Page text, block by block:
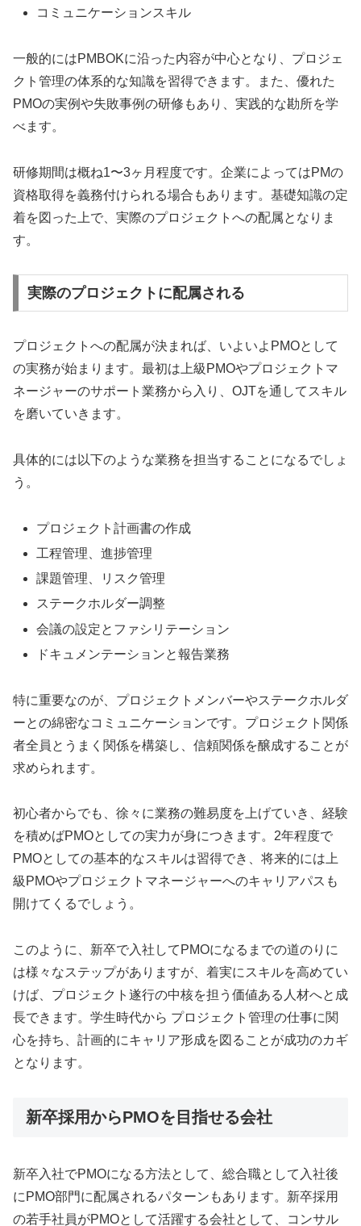
コミュニケーションスキル
一般的にはPMBOKに沿った内容が中心となり、プロジェ
クト管理の体系的な知識を習得できます。また、優れた
PMOの実例や失敗事例の研修もあり、実践的な勘所を学
べます。
研修期間は概ね1〜3ヶ月程度です。企業によってはPMの
資格取得を義務付けられる場合もあります。基礎知識の定
着を図った上で、実際のプロジェクトへの配属となりま
す。
実際のプロジェクトに配属される
プロジェクトへの配属が決まれば、いよいよPMOとして
の実務が始まります。最初は上級PMOやプロジェクトマ
ネージャーのサポート業務から入り、OJTを通してスキル
を磨いていきます。
具体的には以下のような業務を担当することになるでしょ
う。
プロジェクト計画書の作成
工程管理、進捗管理
課題管理、リスク管理
ステークホルダー調整
会議の設定とファシリテーション
ドキュメンテーションと報告業務
特に重要なのが、プロジェクトメンバーやステークホルダ
ーとの綿密なコミュニケーションです。プロジェクト関係
者全員とうまく関係を構築し、信頼関係を醸成することが
求められます。
初心者からでも、徐々に業務の難易度を上げていき、経験
を積めばPMOとしての実力が身につきます。2年程度で
PMOとしての基本的なスキルは習得でき、将来的には上
級PMOやプロジェクトマネージャーへのキャリアパスも
開けてくるでしょう。
このように、新卒で入社してPMOになるまでの道のりに
は様々なステップがありますが、着実にスキルを高めてい
けば、プロジェクト遂行の中核を担う価値ある人材へと成
長できます。学生時代から プロジェクト管理の仕事に関
心を持ち、計画的にキャリア形成を図ることが成功のカギ
となります。
新卒採用からPMOを目指せる会社
新卒入社でPMOになる方法として、総合職として入社後
にPMO部門に配属されるパターンもあります。新卒採用
の若手社員がPMOとして活躍する会社として、コンサル